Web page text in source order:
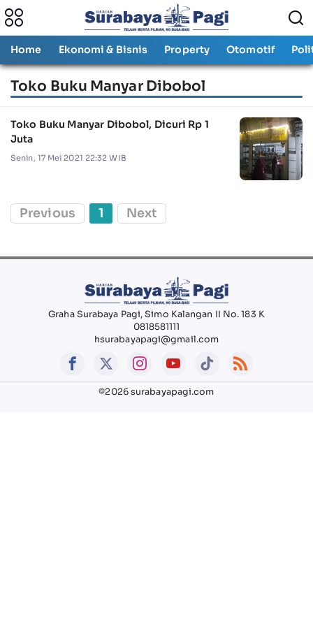
Home Ekonomi & Bisnis Property Otomotif
Toko Buku Manyar Dibobol
Toko Buku Manyar Dibobol, Dicuri Rp 1
Juta
Senin, 17 Mei 2021 22:32 WIB
Previous 1 Next
Graha Surabaya Pagi, Simo Kalangan II No. 183 K
0818581111
hsurabayapagi@gmail.com
©2026 surabayapagi.com